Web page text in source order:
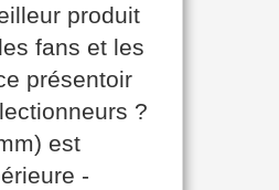
produit
fans et les
présentoir
?
est
-